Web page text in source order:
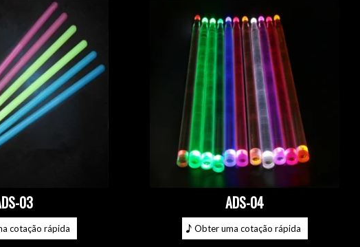
03
cotação rápida
ADS-04
Obter uma cotação rápida